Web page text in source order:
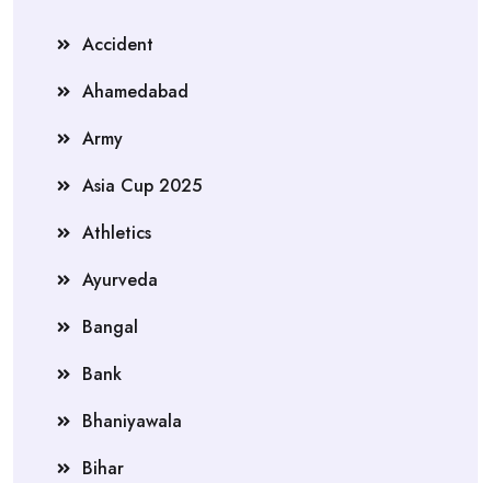
Accident
Ahamedabad
Army
Asia Cup 2025
Athletics
Ayurveda
Bangal
Bank
Bhaniyawala
Bihar